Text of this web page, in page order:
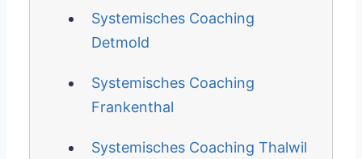
Systemisches Coaching
Detmold
Systemisches Coaching
Frankenthal
Systemisches Coaching Thalwil